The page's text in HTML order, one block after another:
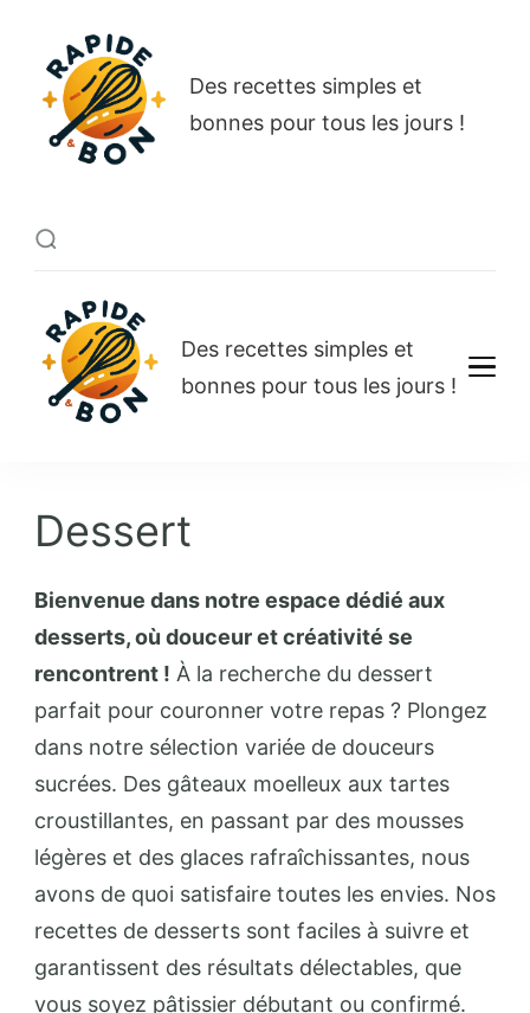
Rapide et bon
Des recettes simples et
bonnes pour tous les jours !
Rapide et bon
Des recettes simples et
bonnes pour tous les jours !
Dessert
Bienvenue dans notre espace dédié aux
desserts, où douceur et créativité se
rencontrent ! À la recherche du dessert
parfait pour couronner votre repas ? Plongez
dans notre sélection variée de douceurs
sucrées. Des gâteaux moelleux aux tartes
croustillantes, en passant par des mousses
légères et des glaces rafraîchissantes, nous
avons de quoi satisfaire toutes les envies. Nos
recettes de desserts sont faciles à suivre et
garantissent des résultats délectables, que
vous soyez pâtissier débutant ou confirmé.